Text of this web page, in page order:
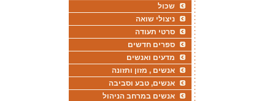
שכול
ניצולי שואה
סרטי תעודה
ספרים חדשים
מדעים ואנשים
אנשים , מזון ותזונה
אנשים, טבע וסביבה
אנשים במרחב הניהול